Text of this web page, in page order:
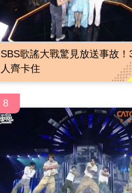
SBS歌謠大戰驚見放送事故！
人齊卡住
8